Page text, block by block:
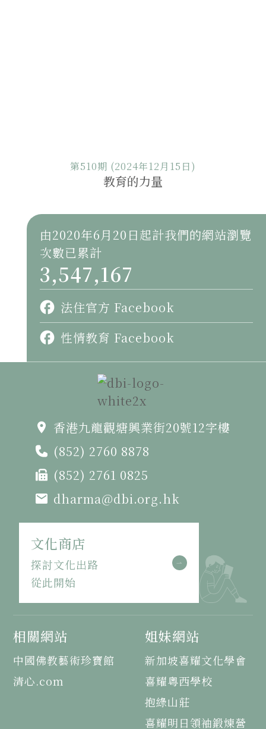
第510期 (2024年12月15日)
教育的力量
由2020年6月20日起計我們的網站瀏覽
次數已累計
3,547,167
法住官方 Facebook
性情教育 Facebook
香港九龍觀塘興業街20號12字樓
(852) 2760 8878
(852) 2761 0825
dharma@dbi.org.hk
文化商店
探討文化出路
從此開始
相關網站
中國佛教藝術珍寶館
清心.com
姐妹網站
新加坡喜耀文化學會
喜耀粵西學校
抱綠山莊
喜耀明日領袖鍛煉營